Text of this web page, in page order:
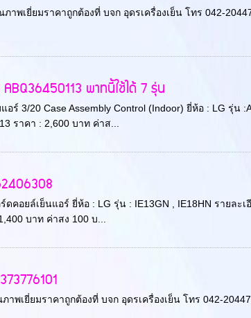
าพเยี่ยมราคาถูกต้องที่ บจก อุดรเครื่องเย็น โทร 042-
พาทนี้ใช้ได้ 7 รุ่น
ร์ 3/20 Case Assembly Control (Indoor) ยี่ห้อ : LG รุ่น
ราคา : 2,600 บาท ค่าส...
ดคอยล์เย็นแอร์ ยี่ห้อ : LG รุ่น : IE13GN , IE18HN รายละเ
บาท ค่าสง 100 บ...
าพเยี่ยมราคาถูกต้องที่ บจก อุดรเครื่องเย็น โทร 042-